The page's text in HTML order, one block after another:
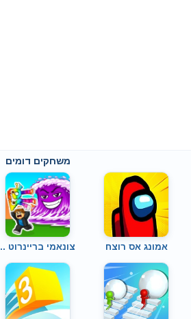
משחקים דומים
אמונג אס רוצח צונאמי בריינרוט ..